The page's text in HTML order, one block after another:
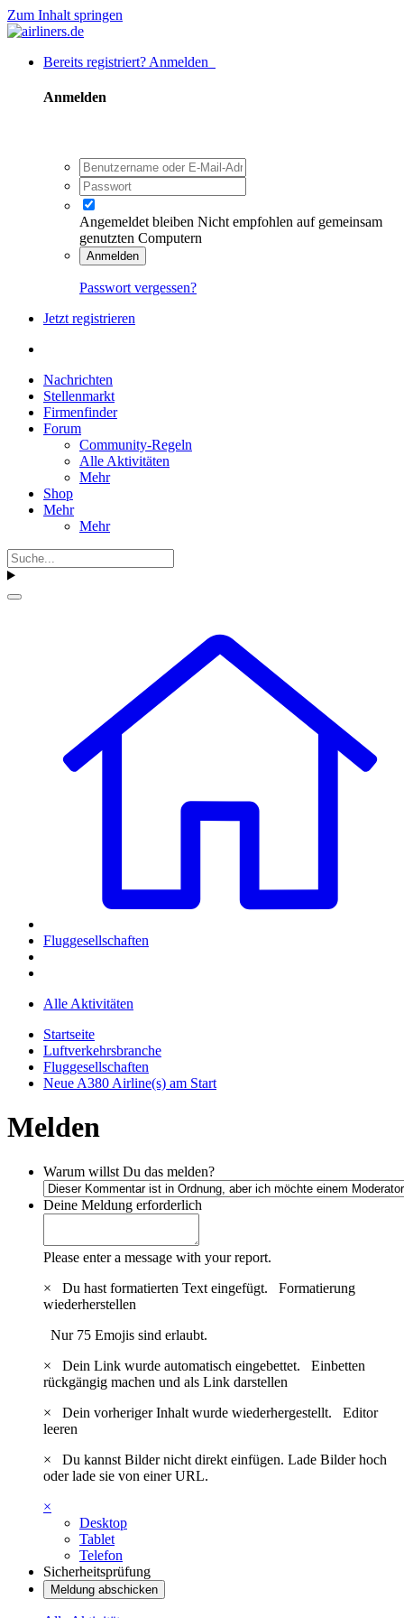
Zum Inhalt springen
Bereits registriert? Anmelden
Anmelden
Angemeldet bleiben Nicht empfohlen auf gemeinsam
genutzten Computern
Anmelden
Passwort vergessen?
Jetzt registrieren
Nachrichten
Stellenmarkt
Firmenfinder
Forum
Community-Regeln
Alle Aktivitäten
Mehr
Shop
Mehr
Mehr
Fluggesellschaften
Alle Aktivitäten
Startseite
Luftverkehrsbranche
Fluggesellschaften
Neue A380 Airline(s) am Start
Melden
Warum willst Du das melden?
Deine Meldung erforderlich
Please enter a message with your report.
×
Du hast formatierten Text eingefügt. Formatierung
wiederherstellen
Nur 75 Emojis sind erlaubt.
×
Dein Link wurde automatisch eingebettet. Einbetten
rückgängig machen und als Link darstellen
×
Dein vorheriger Inhalt wurde wiederhergestellt. Editor
leeren
×
Du kannst Bilder nicht direkt einfügen. Lade Bilder hoch
oder lade sie von einer URL.
×
Desktop
Tablet
Telefon
Sicherheitsprüfung
Meldung abschicken